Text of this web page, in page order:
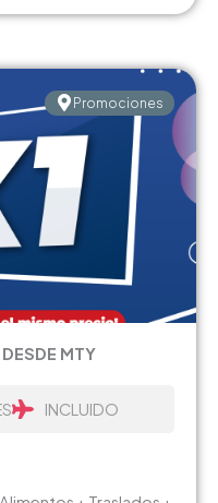
Promociones
MTY
INCLUIDO